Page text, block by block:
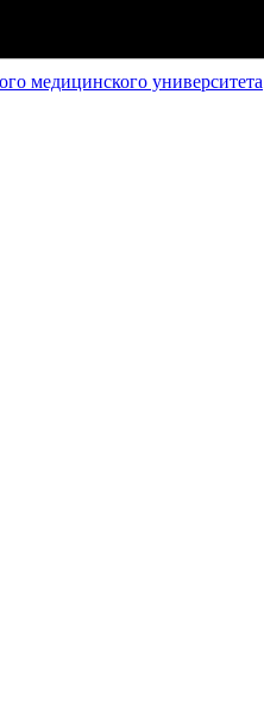
медицинского университета